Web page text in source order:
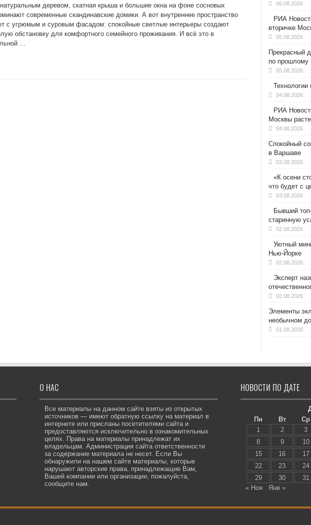
деревом, скатная крыша и большие окна на фоне сосновых
современные скандинавские домики. А вот внутреннее пространство
с угрюмым и суровым фасадом: спокойные светлые интерьеры создают
обстановку для комфортного семейного проживания. И всё это в
...
06.08.2026
РИА
вторичке
05.08.2026
Прекрасный
по прошлому
05.08.2026
Технологии
04.08.2026
РИА
Москвы
04.08.2026
Спокойный
в Варшаве
03.08.2026
«К осени
что будет с
03.08.2026
Бывший
старинную
02.08.2026
Уютный
Нью-Йорке
02.08.2026
Эксперт
02.08.2026
Элементы
необычном
01.08.2026
О НАС
Все материалы на данном сайте взяты из открытых
источников — имеют обратную ссылку на материал в
интернете или присланы посетителями сайта и
предоставляются исключительно в ознакомительных
целях. Права на материалы принадлежат их
владельцам. Администрация сайта ответственности
за содержание материала не несет. Если Вы
обнаружили на нашем сайте материалы, которые
нарушают авторские права, принадлежащие Вам,
Вашей компании или организации, пожалуйста,
сообщите нам.
НОВОСТИ ПО ДАТЕ
Пн
Вт Ср
1
2 3
8
9 10
15
16 17
22
23 24
29
30
31
« Ноя
Янв »